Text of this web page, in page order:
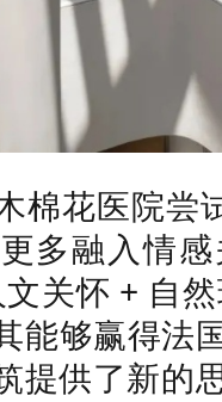
棉花医院尝
多融入情
关怀 + 自
能够赢得法
提供了新的